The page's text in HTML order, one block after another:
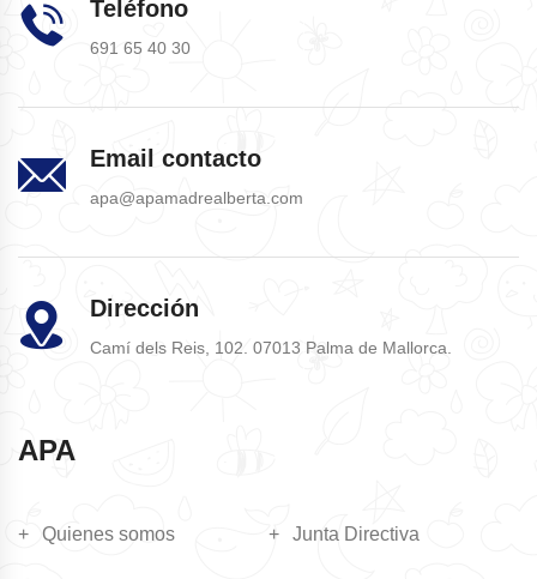
APA
Quienes somos Junta Directiva
Teléfono
691 65 40 30
Email contacto
apa@apamadrealberta.com
Dirección
Camí dels Reis, 102. 07013 Palma de Mallorca.